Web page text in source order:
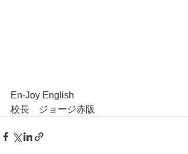
En-Joy English
校長　ジョージ赤阪